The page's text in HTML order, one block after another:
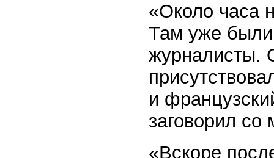
«Около часа
Там уже были
журналисты.
и
заговорил
«Вскоре